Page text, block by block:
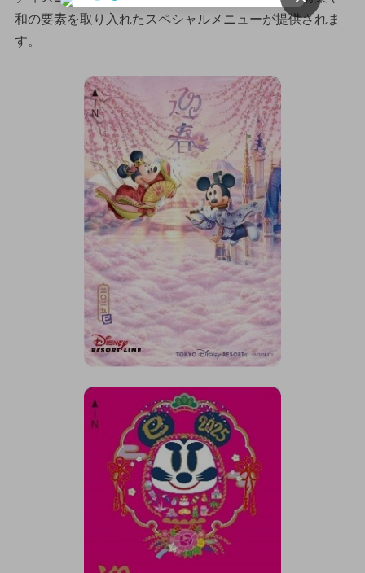
和の要素を取り入れたスペシャルメニューが提供されま
す。